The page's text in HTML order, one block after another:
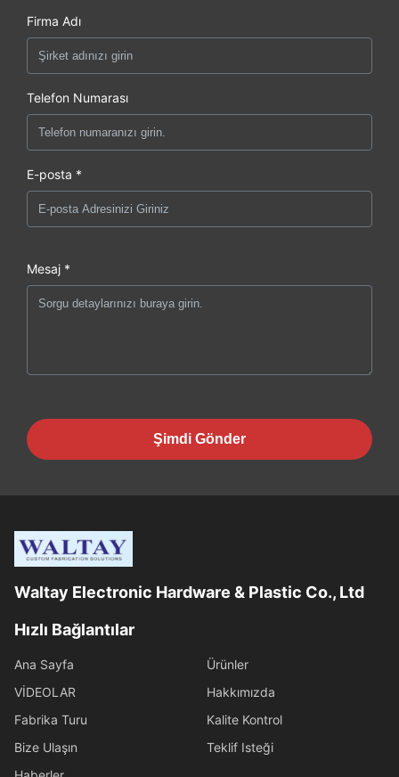
Firma Adı
Telefon Numarası
E-posta *
Mesaj *
Şimdi Gönder
Waltay Electronic Hardware & Plastic Co., Ltd
Hızlı Bağlantılar
Ana Sayfa
Ürünler
VİDEOLAR
Hakkımızda
Fabrika Turu
Kalite Kontrol
Bize Ulaşın
Teklif Isteği